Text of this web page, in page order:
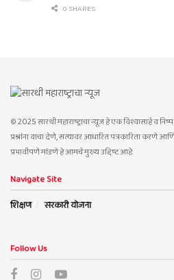
0 SHARES
© 2025 सारथी महाराष्ट्राचा न्यूज हे एक विश्वासार्ह व
प्रश्नांना वाचा देणे, सत्यावर आधारित पत्रकारिता करणे
प्रभावीपणे मांडणे हे आमचे मुख्य उद्दिष्ट आहे.
Navigate Site
शिक्षण
सरकारी योजना
Follow Us